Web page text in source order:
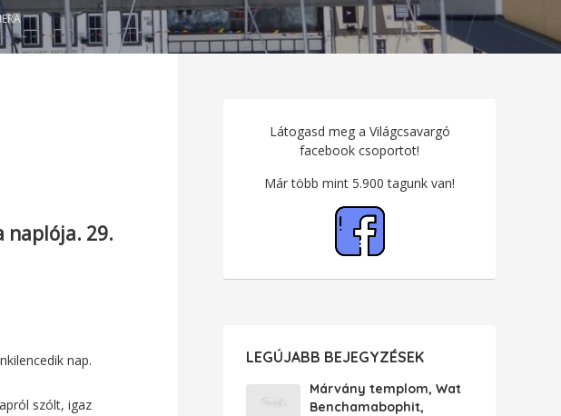
naplója. 29.
nap.
szólt, igaz
Látogasd meg a Világcsavargó
facebook csoportot!
Már több mint 5.900 tagunk van!
LEGÚJABB BEJEGYZÉSEK
Márvány templom, Wat
Benchamabophit,